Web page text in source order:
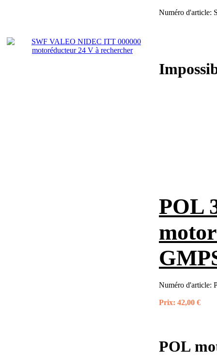
Numéro d'article:
POL
Numéro d'article:
Prix: 42,00 €
POL